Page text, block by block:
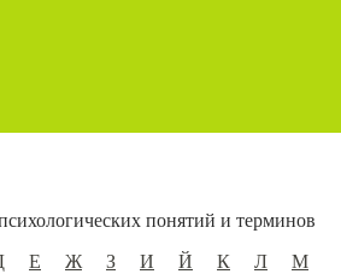
понятий и терминов
Е Ж З И Й К Л
М